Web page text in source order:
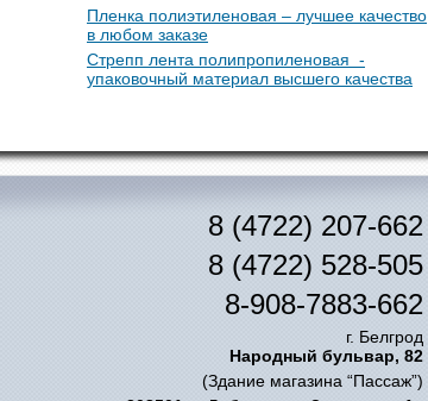
Пленка полиэтиленовая – лучшее качество
в любом заказе
Стрепп лента полипропиленовая -
упаковочный материал высшего качества
8 (4722) 207-662
8 (4722) 528-505
8-908-7883-662
г. Белгрод
Народный бульвар, 82
(Здание магазина “Пассаж”)